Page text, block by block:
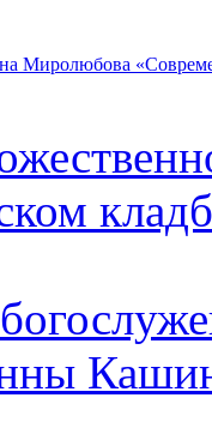
Миролюбова